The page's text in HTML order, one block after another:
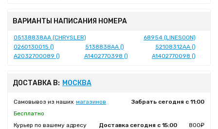
ВАРИАНТЫ НАПИСАНИЯ НОМЕРА
05138838AA (CHRYSLER)
68954 (LINESOON)
0260130015 ()
5138838AA ()
52108312AA ()
A2032700089 ()
A1402770398 () A1402770098 ()
ДОСТАВКА В: МОСКВА
Самовывоз из наших магазинов
Забрать сегодня с 11:00
Бесплатно
Курьер по вашему адресу
Доставка сегодня с 15:00 800₽